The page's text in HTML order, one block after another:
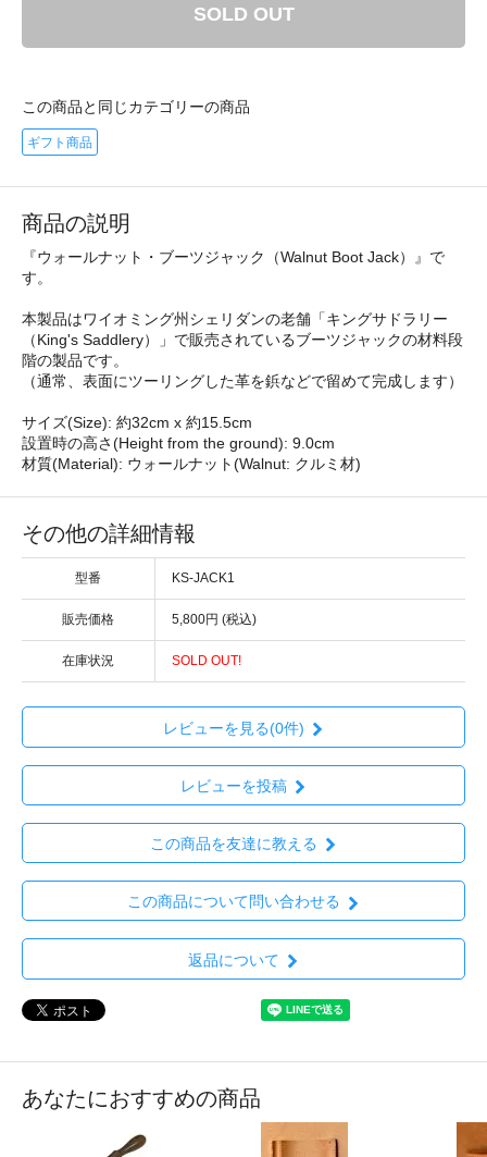
SOLD OUT
この商品と同じカテゴリーの商品
ギフト商品
商品の説明
『ウォールナット・ブーツジャック（Walnut Boot Jack）』で
す。
本製品はワイオミング州シェリダンの老舗「キングサドラリー
（King's Saddlery）」で販売されているブーツジャックの材料段
階の製品です。
（通常、表面にツーリングした革を鋲などで留めて完成します）
サイズ(Size): 約32cm x 約15.5cm
設置時の高さ(Height from the ground): 9.0cm
材質(Material): ウォールナット(Walnut: クルミ材)
その他の詳細情報
型番 KS-JACK1
販売価格 5,800円 (税込)
在庫状況 SOLD OUT!
レビューを見る(0件)
レビューを投稿
この商品を友達に教える
この商品について問い合わせる
返品について
あなたにおすすめの商品